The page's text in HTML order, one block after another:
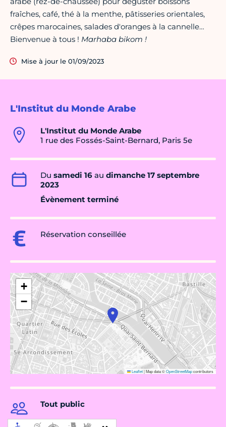
L'Institut du Monde Arabe
L'Institut du Monde Arabe
1 rue des Fossés-Saint-Bernard, Paris 5e
Du samedi 16 au dimanche 17 septembre
2023
Évènement terminé
Réservation conseillée
+
−
Leaflet|Map data ©OpenStreetMapcontributors
Tout public
fraîches, café, thé à la menthe, pâtisseries orientales,
crêpes marocaines, salades d'oranges à la cannelle…
Bienvenue à tous ! Marhaba bikom !
Mise à jour le 01/09/2023